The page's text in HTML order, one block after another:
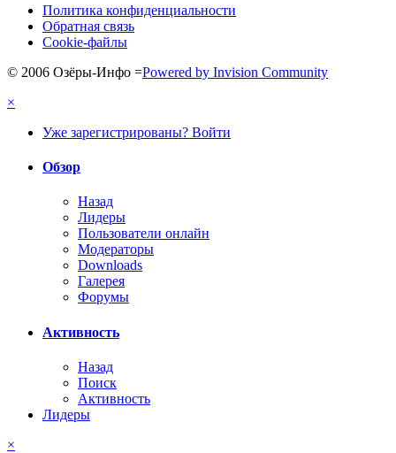
Политика конфиденциальности
Обратная связь
Cookie-файлы
© 2006 Озёры-Инфо =Powered by Invision Community
×
Уже зарегистрированы? Войти
Обзор
Назад
Лидеры
Пользователи онлайн
Модераторы
Downloads
Галерея
Форумы
Активность
Назад
Поиск
Активность
Лидеры
×